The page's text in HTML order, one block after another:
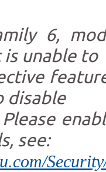
6,
unable to
disable
see: